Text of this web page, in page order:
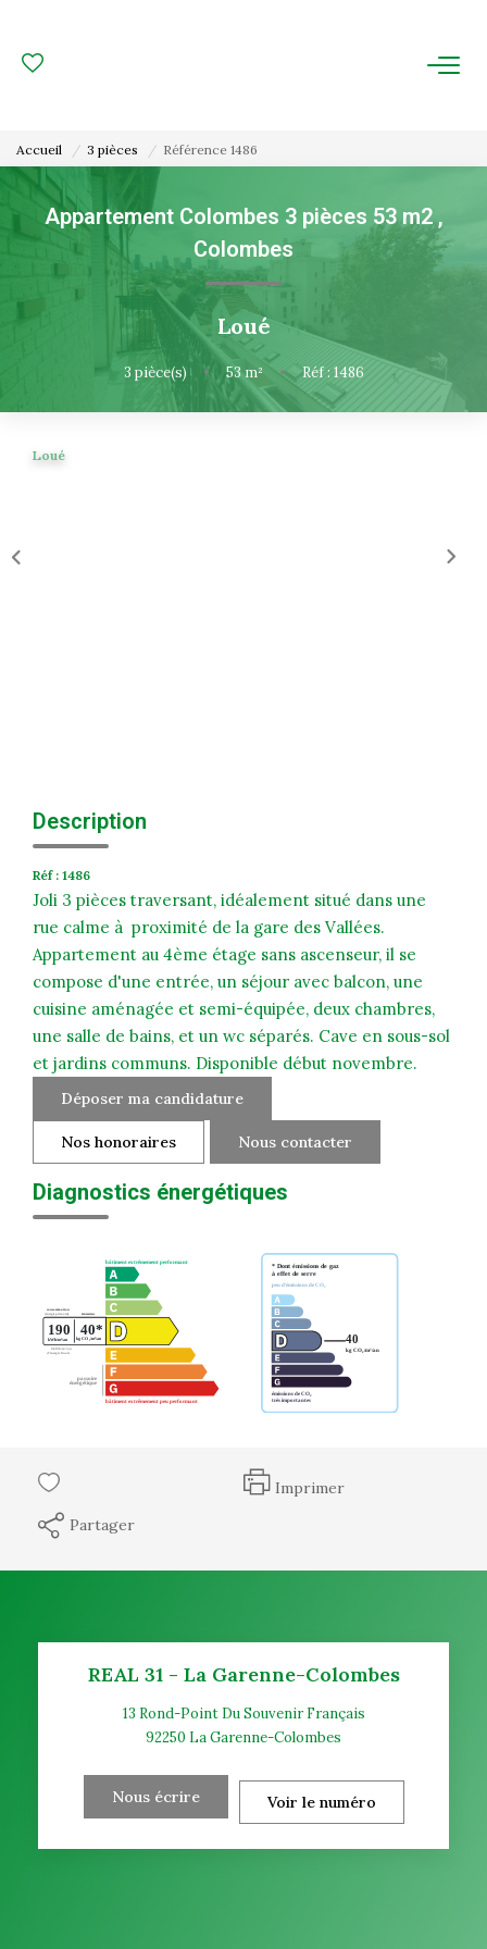
FAIRE GÉRER
Gestion Locative
Gestion De Copropriété
NOUS CONNAITRE
Extranet Syndic Et Gestion Locative
Accueil 3 pièces Référence 1486
Appartement Colombes 3 pièces 53 m2 ,
Colombes
Loué
3 pièce(s) • 53 m² • Réf : 1486
Loué
Description
Réf : 1486
Joli 3 pièces traversant, idéalement situé dans une
rue calme à proximité de la gare des Vallées.
Appartement au 4ème étage sans ascenseur, il se
compose d'une entrée, un séjour avec balcon, une
cuisine aménagée et semi-équipée, deux chambres,
une salle de bains, et un wc séparés. Cave en sous-sol
et jardins communs. Disponible début novembre.
Déposer ma candidature
Nos honoraires Nous contacter
Diagnostics énergétiques
Imprimer
Partager
REAL 31 - La Garenne-Colombes
13 Rond-Point Du Souvenir Français
92250 La Garenne-Colombes
Nous écrire Voir le numéro